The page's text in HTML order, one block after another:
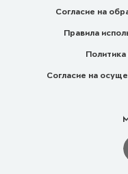
Согласие на
Правила
Согласие на